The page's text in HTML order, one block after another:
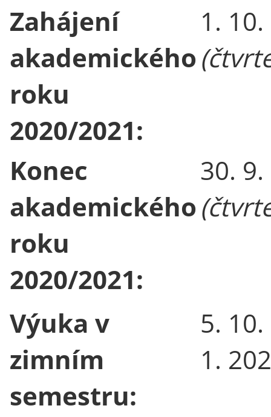
Zahájení
akademického
roku
2020/2021:
1.
Konec
akademického
roku
2020/2021:
30.
Výuka v
zimním
semestru:
5.
1.